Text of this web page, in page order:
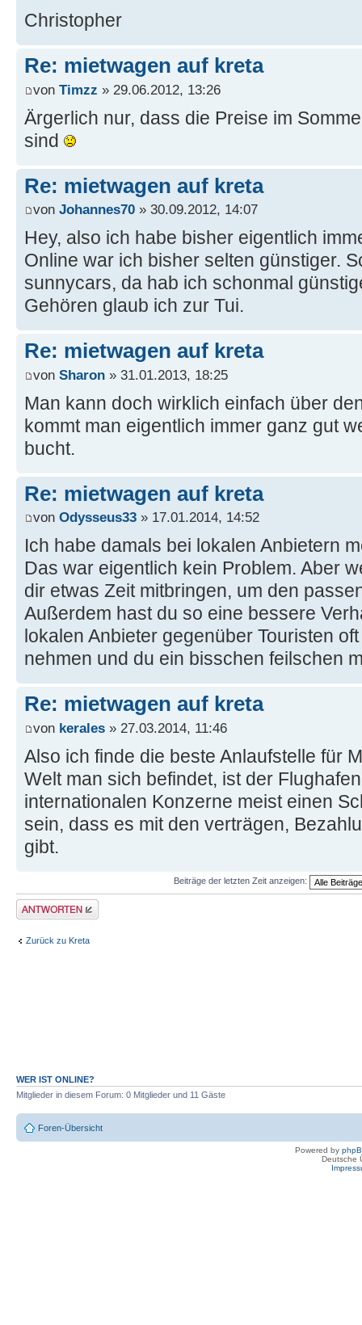
Christopher
Re: mietwagen auf kreta
von Timzz » 29.06.2012, 13:26
Ärgerlich nur, dass die Preise im
sind
Re: mietwagen auf kreta
von Johannes70 » 30.09.2012, 14:07
Hey, also ich habe bisher eigentlich
Online war ich bisher selten günstiger.
sunnycars, da hab ich schonmal
Gehören glaub ich zur Tui.
Re: mietwagen auf kreta
von Sharon » 31.01.2013, 18:25
Man kann doch wirklich einfach über
kommt man eigentlich immer ganz gut
bucht.
Re: mietwagen auf kreta
von Odysseus33 » 17.01.2014, 14:52
Ich habe damals bei lokalen Anbietern
Das war eigentlich kein Problem. Aber
dir etwas Zeit mitbringen, um den
Außerdem hast du so eine bessere
lokalen Anbieter gegenüber Touristen
nehmen und du ein bisschen feilschen
Re: mietwagen auf kreta
von kerales » 27.03.2014, 11:46
Also ich finde die beste Anlaufstelle für
Welt man sich befindet, ist der
internationalen Konzerne meist einen
sein, dass es mit den verträgen,
gibt.
Beiträge der letzten Zeit anzeigen:
Antwort erstellen
Zurück zu Kreta
WER IST ONLINE?
Mitglieder in diesem Forum: 0 Mitglieder und 11 Gäste
Foren-Übersicht
Powered by
Deutsche